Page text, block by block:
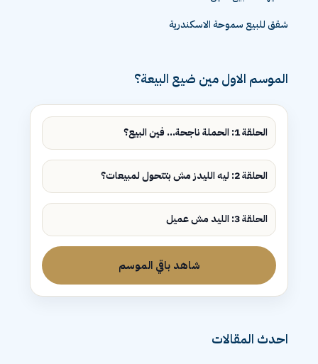
شقق للبيع سموحة الاسكندرية
الموسم الاول مين ضيع البيعة؟
الحلقة 1: الحملة ناجحة... فين البيع؟
الحلقة 2: ليه الليدز مش بتتحول لمبيعات؟
الحلقة 3: الليد مش عميل
شاهد باقي الموسم
احدث المقالات